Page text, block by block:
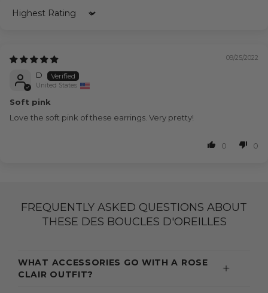
Sort by
09/25/2022
D
United States
Soft pink
Love the soft pink of these earrings. Very pretty!
0 0
FREQUENTLY ASKED QUESTIONS ABOUT
THESE DES BOUCLES D'OREILLES
WHAT ACCESSORIES GO WITH A ROSE
CLAIR OUTFIT?